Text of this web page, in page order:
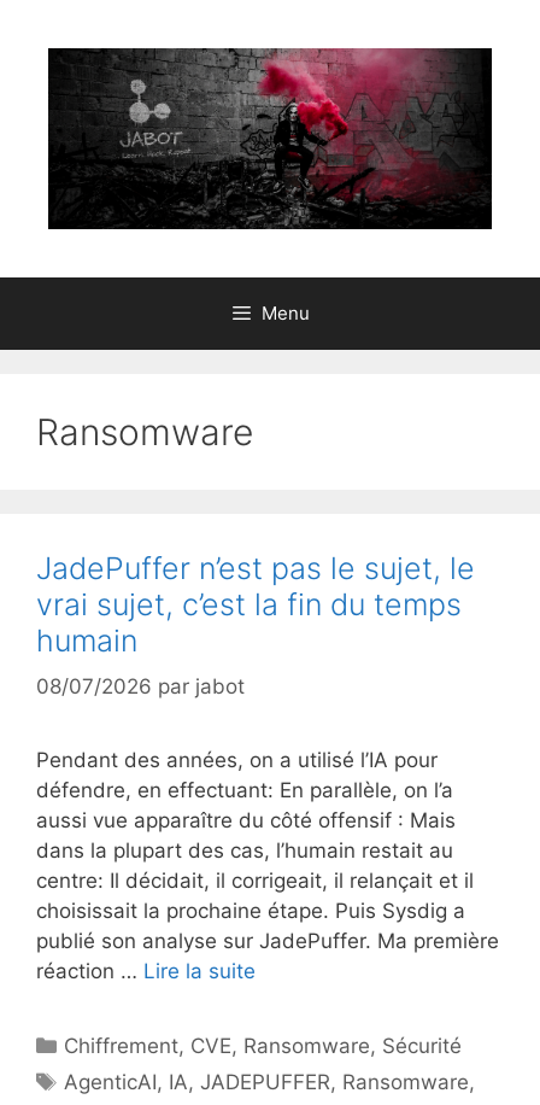
Menu
Ransomware
JadePuffer n’est pas le sujet, le
vrai sujet, c’est la fin du temps
humain
08/07/2026 par jabot
Pendant des années, on a utilisé l’IA pour
défendre, en effectuant: En parallèle, on l’a
aussi vue apparaître du côté offensif : Mais
dans la plupart des cas, l’humain restait au
centre: Il décidait, il corrigeait, il relançait et il
choisissait la prochaine étape. Puis Sysdig a
publié son analyse sur JadePuffer. Ma première
réaction … Lire la suite
Catégories
Chiffrement, CVE, Ransomware, Sécurité
Étiquettes
AgenticAI, IA,JADEPUFFER, Ransomware,